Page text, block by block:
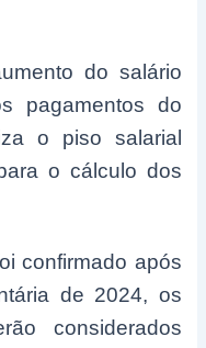
do salário
pagamentos do
o piso salarial
o cálculo dos
confirmado após
de 2024, os
considerados